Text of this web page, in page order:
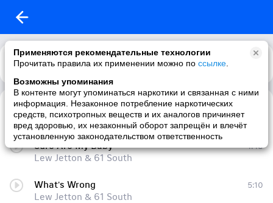
Применяются рекомендательные технологии
Прочитать правила их применении можно по ссылке
Возможны упоминания
В контенте могут упоминаться наркотики и связанная с ними
информация. Незаконное потребление наркотических
средств, психотропных веществ и их аналогов причиняет
вред здоровью, их незаконный оборот запрещён и влечёт
установленную законодательством ответственность
Каталог Рекомендации
Betcha
Lew Jetton & 61 South
Sure Are My Baby
Lew Jetton & 61 South
4:48
What's Wrong
Lew Jetton & 61 South
5:10